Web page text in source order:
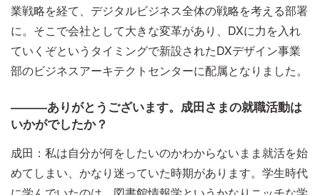
業戦略を経て、デジタルビジネス全体の戦略を考える部署
に。そこで会社として大きな変革があり、DXに力を入れ
ていくぞというタイミングで新設されたDXデザイン事業
部のビジネスアーキテクトセンターに配属となりました。
―――ありがとうございます。成田さまの就職活動は
いかがでしたか？
成田：私は自分が何をしたいのかわからないまま就活を始
めてしまい、かなり迷っていた時期があります。学生時代